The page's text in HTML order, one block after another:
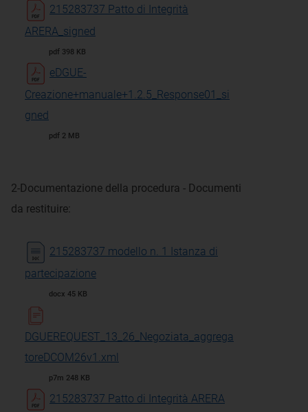
215283737 Patto di Integrità
ARERA_signed
pdf 398 KB
eDGUE-
Creazione+manuale+1.2.5_Response01_si
gned
pdf 2 MB
2-Documentazione della procedura - Documenti
da restituire:
215283737 modello n. 1 Istanza di
partecipazione
docx 45 KB
DGUEREQUEST_13_26_Negoziata_aggrega
toreDCOM26v1.xml
p7m 248 KB
215283737 Patto di Integrità ARERA